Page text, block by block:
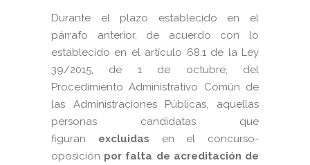
Durante el plazo establecido en el
párrafo anterior, de acuerdo con lo
establecido en el artículo 68.1 de la Ley
39/2015, de 1 de octubre, del
Procedimiento Administrativo Común de
las Administraciones Públicas, aquellas
personas candidatas que
figuran excluidas en el concurso-
oposición por falta de acreditación de